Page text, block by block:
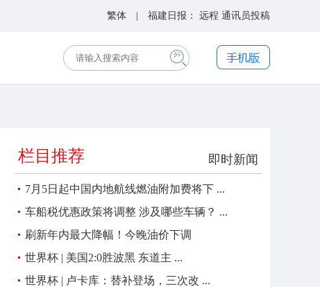
繁体 | 福建日报： 远程 通讯员投稿
即时新闻
栏目推荐
7月5日起中国内地航线燃油附加费将下 ...
车船税优惠政策将调整 涉及哪些车辆？ ...
刷新年内最大降幅！今晚油价下调
世界杯 | 美国2:0胜波黑 东道主 ...
世界杯 | 卢卡库：替补登场，三次改 ...